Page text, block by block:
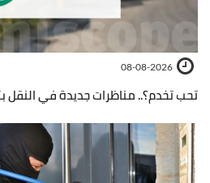
08-08-2026
تحب تخدم؟.. مناظرات جديدة في